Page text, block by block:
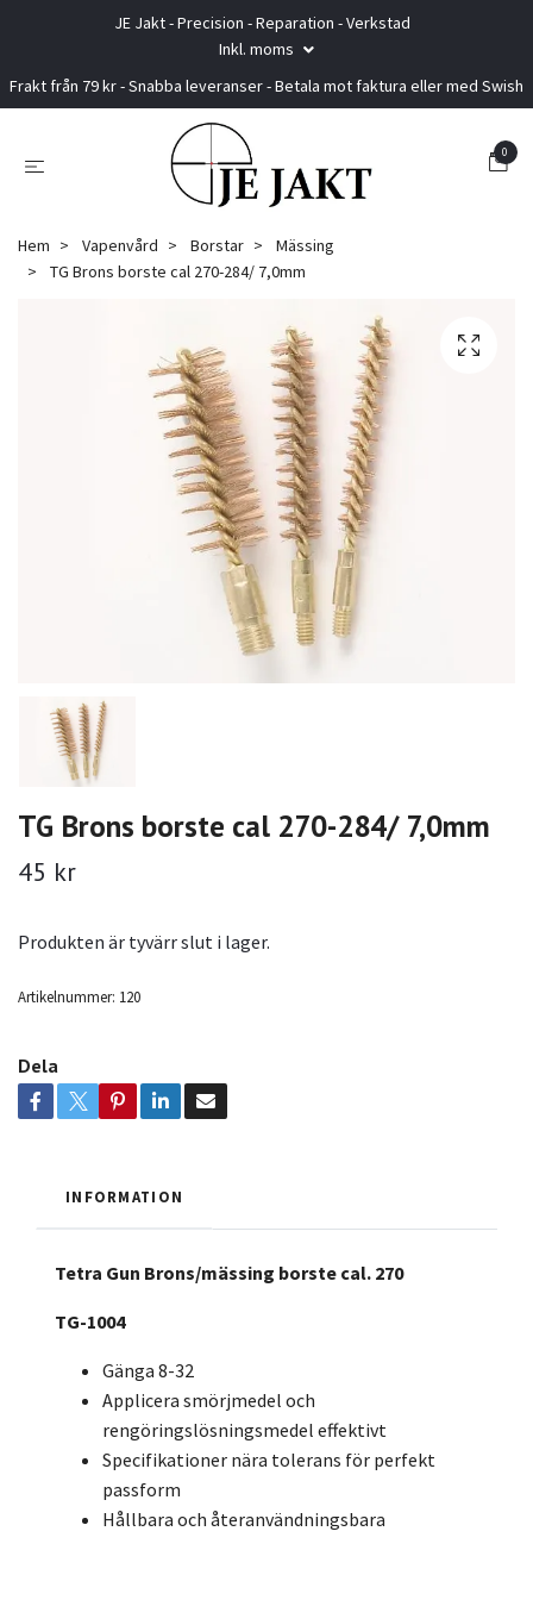
JE Jakt - Precision - Reparation - Verkstad
Inkl. moms
Frakt från 79 kr - Snabba leveranser - Betala mot faktura eller med Swish
0
Hem Vapenvård Borstar
Mässing
TG Brons borste cal 270-284/ 7,0mm
TG Brons borste cal 270-284/ 7,0mm
45 kr
Produkten är tyvärr slut i lager.
Artikelnummer: 120
Dela
INFORMATION
Tetra Gun Brons/mässing borste cal. 270
TG-1004
Gänga 8-32
Applicera smörjmedel och
rengöringslösningsmedel effektivt
Specifikationer nära tolerans för perfekt
passform
Hållbara och återanvändningsbara